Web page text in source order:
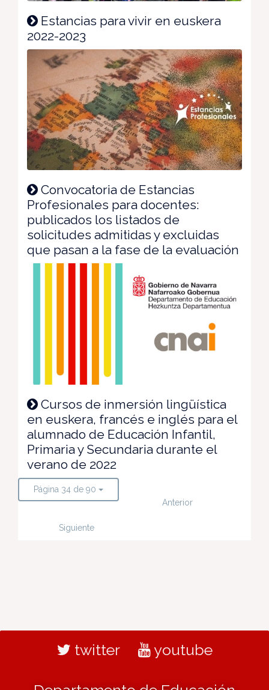
Estancias para vivir en euskera
2022-2023
Convocatoria de Estancias
Profesionales para docentes:
publicados los listados de
solicitudes admitidas y excluidas
que pasan a la fase de la evaluación
Cursos de inmersión lingüística
en euskera, francés e inglés para el
alumnado de Educación Infantil,
Primaria y Secundaria durante el
verano de 2022
Página 34 de 90
Anterior
Siguiente
twitter youtube